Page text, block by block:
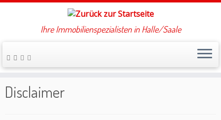
Zum
Inhalt
Ihre Immobilienspezialisten in Halle/Saale
Startseite » Disclaimer
Disclaimer